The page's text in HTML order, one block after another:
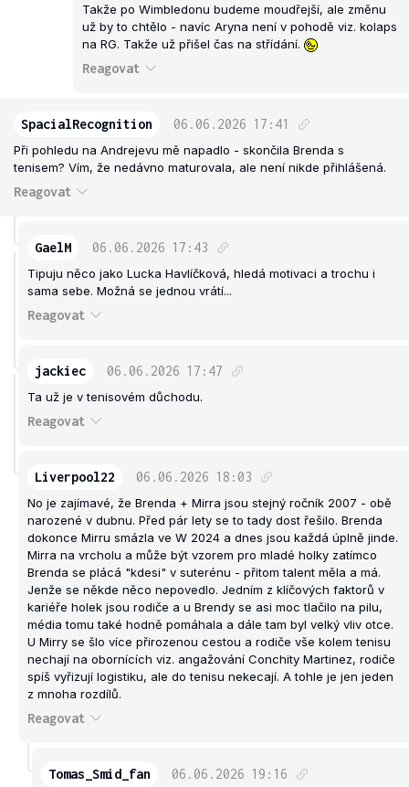
Takže po Wimbledonu budeme moudřejší, ale změnu
už by to chtělo - navíc Aryna není v pohodě viz. kolaps
na RG. Takže už přišel čas na střídání.
Reagovat
SpacialRecognition 06.06.2026 17:41
Při pohledu na Andrejevu mě napadlo - skončila Brenda s
tenisem? Vím, že nedávno maturovala, ale není nikde přihlášená.
Reagovat
GaelM 06.06.2026 17:43
Tipuju něco jako Lucka Havlíčková, hledá motivaci a trochu i
sama sebe. Možná se jednou vrátí...
Reagovat
jackiec 06.06.2026 17:47
Ta už je v tenisovém důchodu.
Reagovat
Liverpool22 06.06.2026 18:03
No je zajímavé, že Brenda + Mirra jsou stejný ročník 2007 - obě
narozené v dubnu. Před pár lety se to tady dost řešilo. Brenda
dokonce Mirru smázla ve W 2024 a dnes jsou každá úplně jinde.
Mirra na vrcholu a může být vzorem pro mladé holky zatímco
Brenda se plácá "kdesi" v suterénu - přitom talent měla a má.
Jenže se někde něco nepovedlo. Jedním z klíčových faktorů v
kariéře holek jsou rodiče a u Brendy se asi moc tlačilo na pilu,
média tomu také hodně pomáhala a dále tam byl velký vliv otce.
U Mirry se šlo více přirozenou cestou a rodiče vše kolem tenisu
nechají na obornících viz. angažování Conchity Martinez, rodiče
spíš vyřizují logistiku, ale do tenisu nekecají. A tohle je jen jeden
z mnoha rozdílů.
Reagovat
Tomas_Smid_fan 06.06.2026 19:16